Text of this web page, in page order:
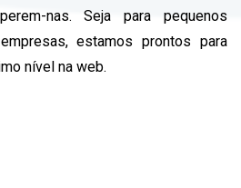
nas. Seja para pequenos
estamos prontos para
nível na web.